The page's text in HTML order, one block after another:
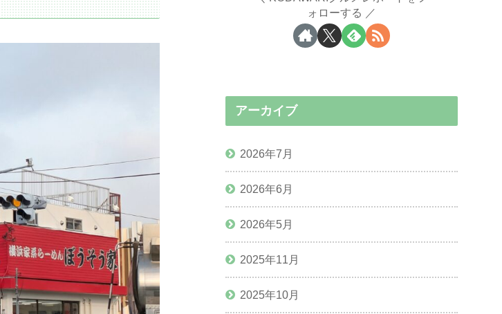
ォローする
アーカイブ
2026年7月
2026年6月
2026年5月
2025年11月
2025年10月